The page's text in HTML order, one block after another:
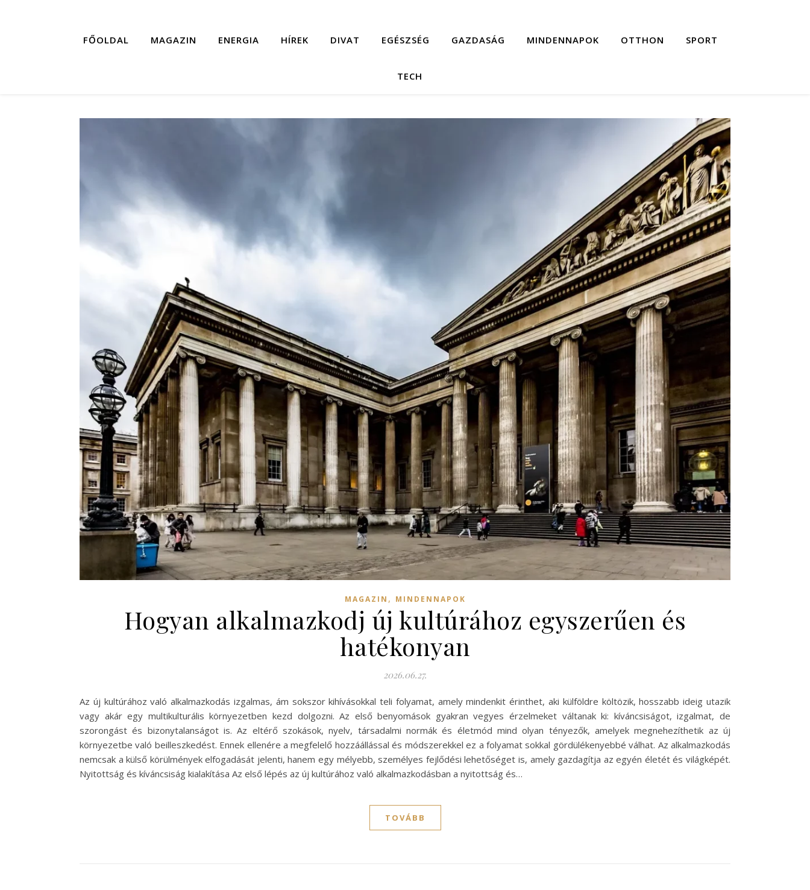
FŐOLDAL MAGAZIN ENERGIA HÍREK DIVAT EGÉSZSÉG GAZDASÁG MINDENNAPOK OTTHON SPORT
TECH
MAGAZIN , MINDENNAPOK
Hogyan alkalmazkodj új kultúrához egyszerűen és
hatékonyan
2026.06.27.
Az új kultúrához való alkalmazkodás izgalmas, ám sokszor kihívásokkal teli folyamat, amely mindenkit érinthet, aki külföldre költözik, hosszabb ideig utazik
vagy akár egy multikulturális környezetben kezd dolgozni. Az első benyomások gyakran vegyes érzelmeket váltanak ki: kíváncsiságot, izgalmat, de
szorongást és bizonytalanságot is. Az eltérő szokások, nyelv, társadalmi normák és életmód mind olyan tényezők, amelyek megnehezíthetik az új
környezetbe való beilleszkedést. Ennek ellenére a megfelelő hozzáállással és módszerekkel ez a folyamat sokkal gördülékenyebbé válhat. Az alkalmazkodás
nemcsak a külső körülmények elfogadását jelenti, hanem egy mélyebb, személyes fejlődési lehetőséget is, amely gazdagítja az egyén életét és világképét.
Nyitottság és kíváncsiság kialakítása Az első lépés az új kultúrához való alkalmazkodásban a nyitottság és…
TOVÁBB